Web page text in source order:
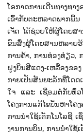
ໂອກາດການເດີນທາງທາ
ເຂົ້າກັບຕະຫລາດພາກພື້
ເຈັດ ໄດ້ຊ່ວຍໃຫ້ຜູ້ໂດຍສ
ຂົນສົ່ງຜູ້ໂດຍສານຫລາຍ
ການຄ້າ, ການທ່ອງທ່ຽວ,
ຝູງບິນສີແດງ-ເຫລືອງຂອ
ກາຍເປັນສັນຍະລັກທີ່ໂດ
ໃຈ ແລະ ເຊື່ອມຕໍ່ກັບທົ່ວ
ໂຄງການແກ້ໄຂບັນຫາໂຄ
ການນຳໃຊ້ເຕັກໂນໂລຊີ
ງານການບິນ, ການນຳໃຊ້